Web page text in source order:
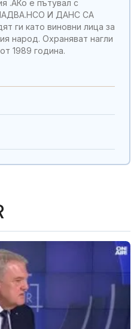
.АКо е пътувал с
И ДАНС СА
ги като виновни лица за
народ. Охраняват нагли
1989 година.